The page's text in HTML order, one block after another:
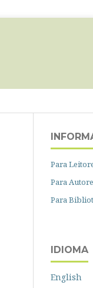
Para
Para
Para
IDIOMA
English